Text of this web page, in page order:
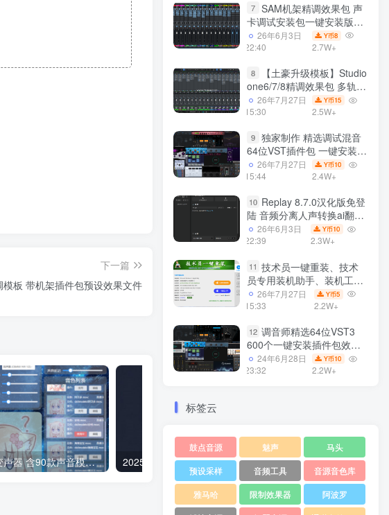
下一篇
板 带机架插件包预设效果文件
RVC AI变声器 含90款声音模型 详细使用设置教程 2025.2月更新 260款RVC变声器模型 43G整合包
7 SAM机架精调效果包 声
卡调试安装包一键安装版模
板 带插件预设效果文件
26年6月3日
22:40
Y币8
2.7W+
8
【土豪升级模板】Studio
one6/7/8精调效果包 多轨道
效果模式可选 声卡调试好预
设模板 带插件全套文件
26年7月27日
15:30
Y币15
2.5W+
9 独家制作 精选调试混音
64位VST插件包 一键安装
600个效果器合集v2.0 WiN
支持定制
26年7月27日
15:44
Y币10
2.4W+
10 Replay 8.7.0汉化版免登
陆 音频分离人声转换ai翻唱
支持50系显卡 一键安装
WiN
26年6月3日
22:39
Y币10
2.3W+
11 技术员一键重装、技术
员专用装机助手、装机工
具、电脑系统装机软件丶一
键安装系统
26年7月27日
15:33
Y币5
2.2W+
12 调音师精选64位VST3
600个一键安装插件包效果
器集合10G WiN
24年6月28日
23:32
Y币10
2.2W+
标签云
鼓点音源 魅声
马头
预设采样
音频工具
音源音色库
雅马哈
限制效果器
阿波罗